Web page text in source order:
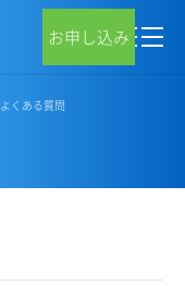
お申し込み
よくある質問